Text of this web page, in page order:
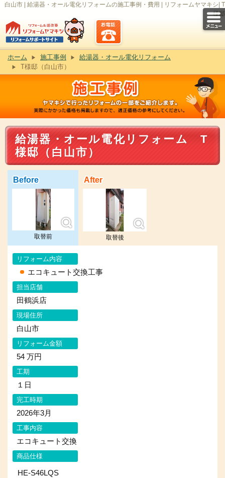
白山市 | 給湯器・オール電化リフォームの施工事例・費用 | リフォームヤマキシ| T
様邸
ホーム 施工事例
給湯器・オール電化リフォーム
T様邸（白山市）
給湯器・オール電化リフォーム T
様邸（白山市）
Before
取替前 取替後
リフォーム内容
エコキュート交換工事
担当店舗
田鶴浜店
現場住所
白山市
リフォーム金額
54 万円
工期
１日
完工時期
2026年3月
工事内容
エコキュート交換
商品仕様
HE-S46LQS